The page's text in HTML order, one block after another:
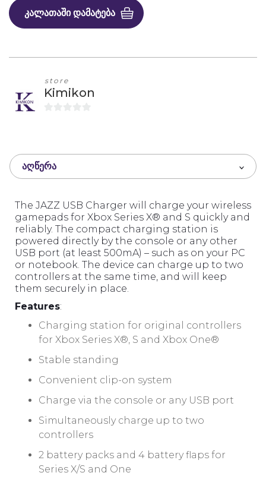
ᲙᲐᲚᲐᲗᲐᲨᲘ ᲓᲐᲛᲐᲢᲔᲑᲐ
store
Kimikon
o
ᲐᲦᲬᲔᲠᲐ
The JAZZ USB Charger will charge your wireless
gamepads for Xbox Series X® and S quickly and
reliably. The compact charging station is
powered directly by the console or any other
USB port (at least 500mA) – such as on your PC
or notebook. The device can charge up to two
controllers at the same time, and will keep
them securely in place.
Features:
Charging station for original controllers
for Xbox Series X®, S and Xbox One®
Stable standing
Convenient clip-on system
Charge via the console or any USB port
Simultaneously charge up to two
controllers
2 battery packs and 4 battery flaps for
Series X/S and One